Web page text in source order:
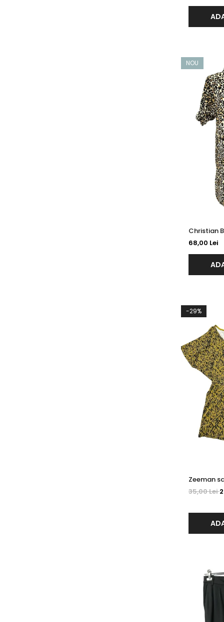
NOU
68,00 Lei
-29%
35,00 Lei